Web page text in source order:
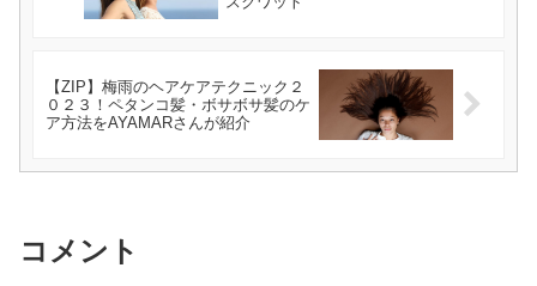
【ZIP】梅雨のヘアケアテクニック２
０２３！ペタンコ髪・ボサボサ髪のケ
ア方法をAYAMARさんが紹介
コメント